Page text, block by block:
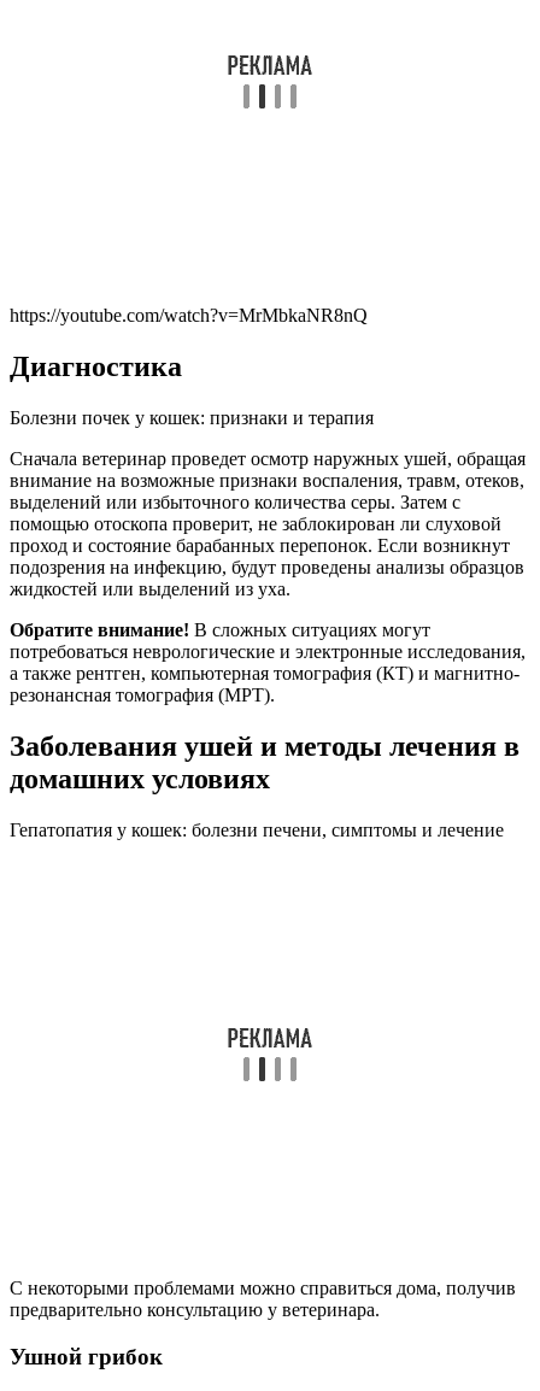
https://youtube.com/watch?v=MrMbkaNR8nQ
Диагностика
Болезни почек у кошек: признаки и терапия
Сначала ветеринар проведет осмотр наружных ушей, обращая
внимание на возможные признаки воспаления, травм, отеков,
выделений или избыточного количества серы. Затем с
помощью отоскопа проверит, не заблокирован ли слуховой
проход и состояние барабанных перепонок. Если возникнут
подозрения на инфекцию, будут проведены анализы образцов
жидкостей или выделений из уха.
Обратите внимание! В сложных ситуациях могут
потребоваться неврологические и электронные исследования,
а также рентген, компьютерная томография (КТ) и магнитно-
резонансная томография (МРТ).
Заболевания ушей и методы лечения в
домашних условиях
Гепатопатия у кошек: болезни печени, симптомы и лечение
С некоторыми проблемами можно справиться дома, получив
предварительно консультацию у ветеринара.
Ушной грибок